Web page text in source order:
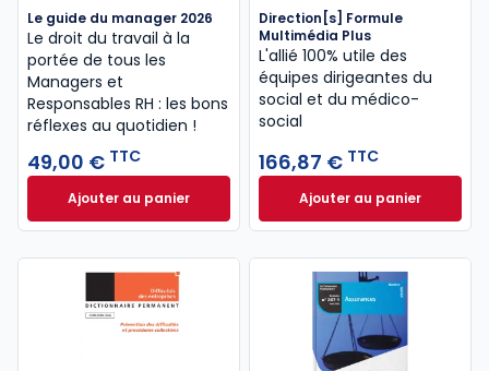
Le guide du manager 2026
Le droit du travail à la
portée de tous les
Managers et
Responsables RH : les bons
réflexes au quotidien !
49,00 € TTC
Ajouter au panierLe guide du manager 2026 à 49,00 € TTC
Direction[s] Formule
Multimédia Plus
L'allié 100% utile des
équipes dirigeantes du
social et du médico-
social
166,87 € TTC
Ajouter au panier
Direction[s]